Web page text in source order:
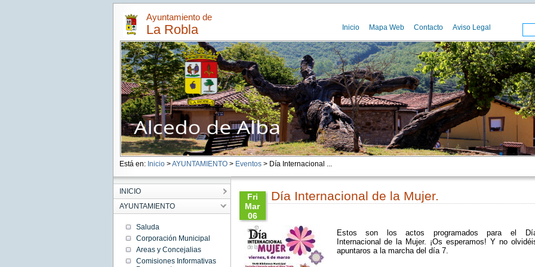
Ayuntamiento de
La Robla Inicio Mapa Web Contacto Aviso Legal
Está en: Inicio >AYUNTAMIENTO> Eventos> Día Internacional ...
INICIO
AYUNTAMIENTO
Saluda
Corporación Municipal
Areas y Concejalias
Comisiones Informativas
Fri
Mar
06
14:11:00
CET
2020
Fri Mar
06
Día Internacional de la Mujer.
Estos son los actos programados para el
Internacional de la Mujer. ¡Os esperamos! Y no
apuntaros a la marcha del día 7.